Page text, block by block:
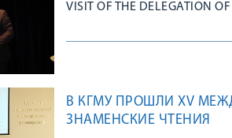
VISIT OF THE DELEGATION
В КГМУ ПРОШЛИ XV
ЗНАМЕНСКИЕ ЧТЕНИЯ